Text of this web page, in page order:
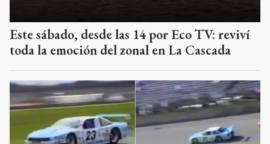
Este sábado, desde las 14 por Eco TV: reviví
toda la emoción del zonal en La Cascada